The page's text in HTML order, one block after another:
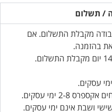
/ תשלום
תוך 1-4 ימי עבודה מקבלת התשלום. אם
בהזמנה.
הזמנות מיוחדות ישלחו תוך 14 יום מקבלת התשלום.
2-8 ימי עסקים.
ושבת אינם ימי עסקים.